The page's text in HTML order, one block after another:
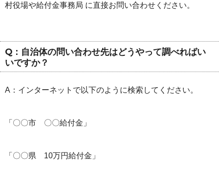
村役場や給付金事務局 に直接お問い合わせください。
Q：自治体の問い合わせ先はどうやって調べればい
いですか？
A：インターネットで以下のように検索してください。
「〇〇市 〇〇給付金」
「〇〇県 10万円給付金」